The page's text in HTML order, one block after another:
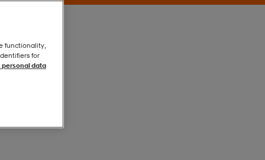
functionality,
for
personal data